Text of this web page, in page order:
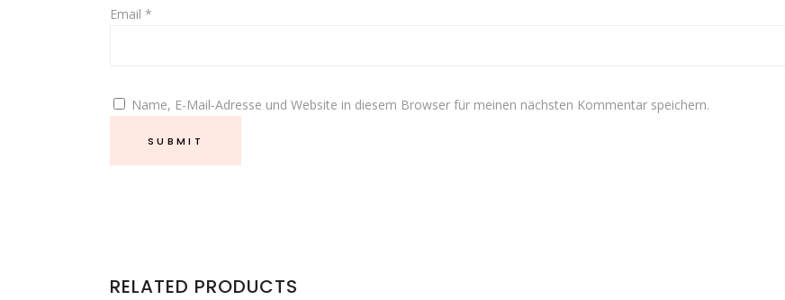
Email *
Name, E-Mail-Adresse und Website in diesem Browser für meinen nächsten Kommentar speichern.
RELATED PRODUCTS